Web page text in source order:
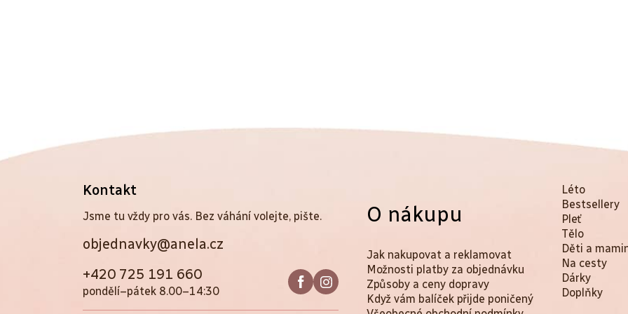
Kontakt
Jsme tu vždy pro vás. Bez váhání volejte, pište.
objednavky@anela.cz
+420 725 191 660
pondělí–pátek 8.00–14:30
O nákupu
Jak nakupovat a reklamovat
Možnosti platby za objednávku
Způsoby a ceny dopravy
Když vám balíček přijde poničený
Přeskočit
kategorie
K
a
t
e
g
Léto
Bestsellery
Pleť
Tělo
Děti a
Na cesty
Dárky
Doplňky